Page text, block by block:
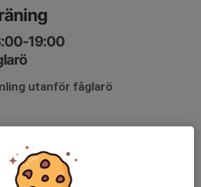
19:00
utanför fåglarö